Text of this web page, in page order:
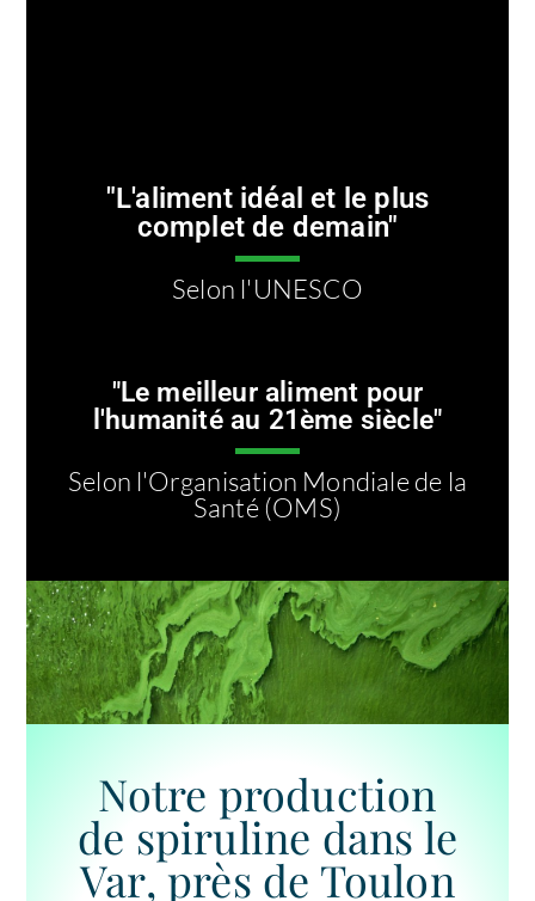
"L'aliment idéal et le plus
complet de demain"
Selon l'UNESCO
"Le meilleur aliment pour
l'humanité au 21ème siècle"
Selon l'Organisation Mondiale de la
Santé (OMS)
Notre production
de spiruline dans le
Var, près de Toulon